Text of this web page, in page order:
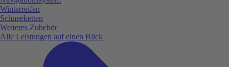
Winterreifen
Schneeketten
Weiteres Zubehör
Alle Leistungen auf einen Blick